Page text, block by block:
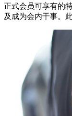
正式会员可享有的
及成为会内干事。